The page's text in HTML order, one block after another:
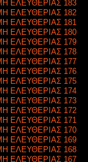
ΕΛΕΥΘΕΡΙΑΣ 183
ΕΛΕΥΘΕΡΙΑΣ 182
ΕΛΕΥΘΕΡΙΑΣ 181
ΕΛΕΥΘΕΡΙΑΣ 180
ΕΛΕΥΘΕΡΙΑΣ 179
ΕΛΕΥΘΕΡΙΑΣ 178
ΕΛΕΥΘΕΡΙΑΣ 177
ΕΛΕΥΘΕΡΙΑΣ 176
ΕΛΕΥΘΕΡΙΑΣ 175
ΕΛΕΥΘΕΡΙΑΣ 174
ΕΛΕΥΘΕΡΙΑΣ 173
ΕΛΕΥΘΕΡΙΑΣ 172
ΕΛΕΥΘΕΡΙΑΣ 171
ΕΛΕΥΘΕΡΙΑΣ 170
ΕΛΕΥΘΕΡΙΑΣ 169
ΕΛΕΥΘΕΡΙΑΣ 168
ΕΛΕΥΘΕΡΙΑΣ 167